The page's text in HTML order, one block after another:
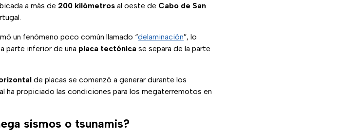
a más de 200 kilómetros al oeste de Cabo de San
un fenómeno poco común llamado “delaminación”, lo
parte inferior de una placa tectónica se separa de la parte
de placas se comenzó a generar durante los
ha propiciado las condiciones para los megaterremotos en
sismos o tsunamis?